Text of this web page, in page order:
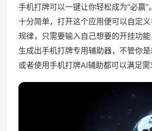
手机打牌可以一键让你轻松成为“必赢”
十分简单，打开这个应用便可以自定
规律，只需要输入自己想要的开挂功
生成出手机打牌专用辅助器，不管你
或者使用手机打牌AI辅助都可以满足需